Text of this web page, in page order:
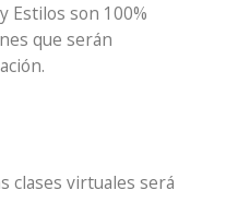
Estilos son 100%
que serán
clases virtuales será